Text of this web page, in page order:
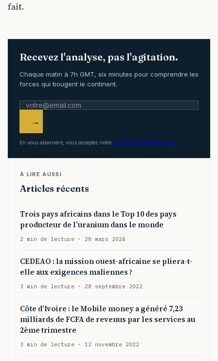
fait.
Recevez l'analyse, pas l'agitation.
Chaque matin à 7h GMT, six minutes pour comprendre les
forces qui bougent le continent.
→
En vous abonnant, vous acceptez notre politique de confidentialité
À LIRE AUSSI
Articles récents
Trois pays africains dans le Top 10 des pays
producteur de l’uranium dans le monde
2 min de lecture · 28 mars 2024
CEDEAO : la mission ouest-africaine se pliera-t-
elle aux exigences maliennes ?
3 min de lecture · 28 septembre 2022
Côte d’Ivoire : le Mobile money a généré 7,23
milliards de FCFA de revenus par les services au
2ème trimestre
3 min de lecture · 12 novembre 2022